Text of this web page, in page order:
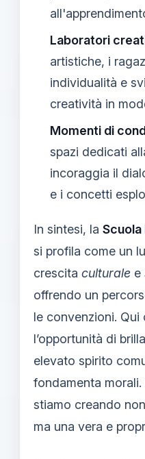
Laboratori
artistiche, i
individualità e
creatività in
Momenti di
spazi dedicati
incoraggia il
e i concetti
In sintesi, la
si profila come un
crescita culturale e
offrendo un
le convenzioni. Qui
l’opportunità di
elevato spirito
fondamenta
stiamo creando
ma una vera e